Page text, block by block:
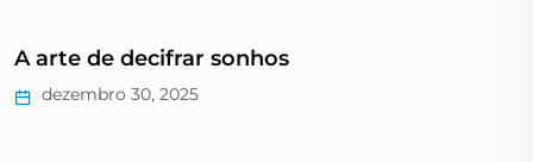
A arte de decifrar sonhos
dezembro 30, 2025